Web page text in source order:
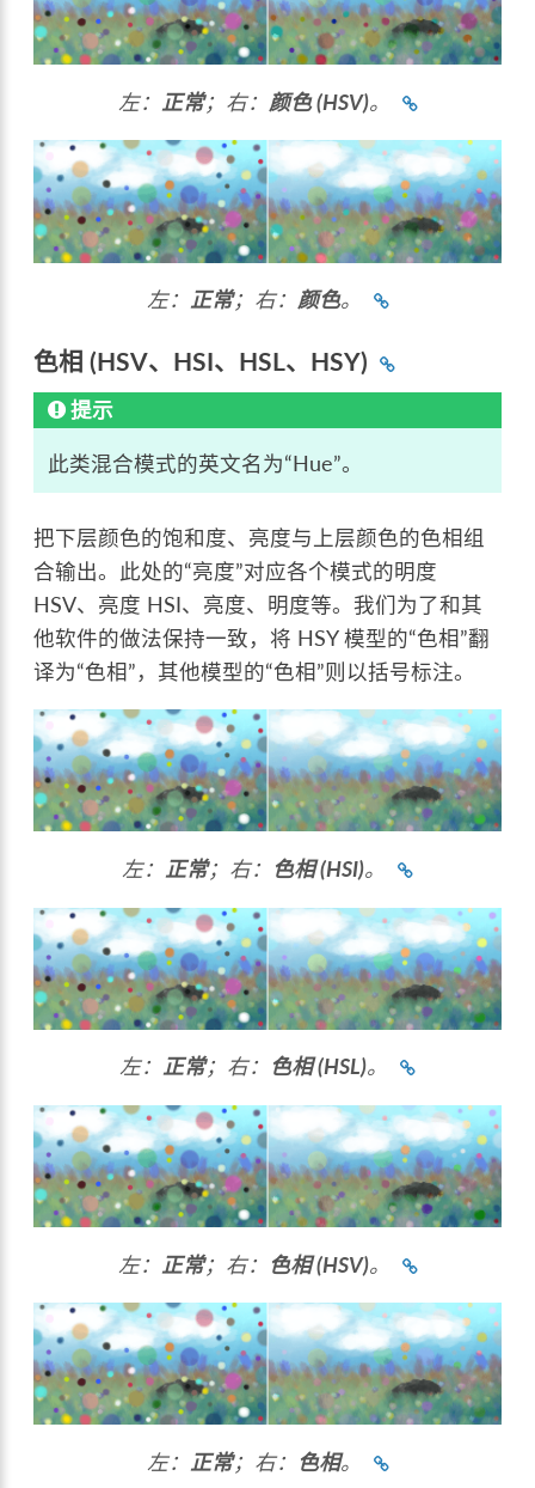
左： 正常；右： 颜色 (HSV)。
左： 正常；右： 颜色。
色相 (HSV、HSI、HSL、HSY)
提示
此类混合模式的英文名为“Hue”。
把下层颜色的饱和度、亮度与上层颜色的色相组
合输出。此处的“亮度”对应各个模式的明度
HSV、亮度 HSI、亮度、明度等。我们为了和其
他软件的做法保持一致，将 HSY 模型的“色相”翻
译为“色相”，其他模型的“色相”则以括号标注。
左： 正常；右： 色相 (HSI)。
左： 正常；右： 色相 (HSL)。
左： 正常；右： 色相 (HSV)。
左： 正常；右： 色相。